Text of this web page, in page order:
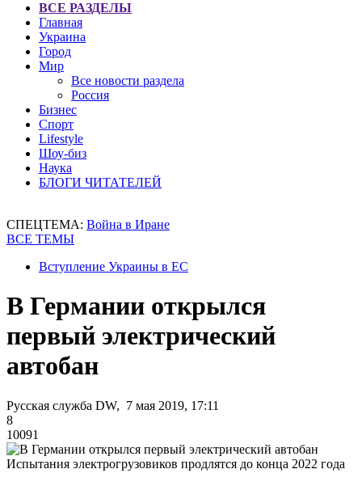
ВСЕ РАЗДЕЛЫ
Главная
Украина
Город
Мир
Все новости раздела
Россия
Бизнес
Спорт
Lifestyle
Шоу-биз
Наука
БЛОГИ ЧИТАТЕЛЕЙ
СПЕЦТЕМА: Война в Иране
ВСЕ ТЕМЫ
Вступление Украины в ЕС
В Германии открылся
первый электрический
автобан
Русская служба DW, 7 мая 2019, 17:11
8
10091
Испытания электрогрузовиков продлятся до конца 2022 года